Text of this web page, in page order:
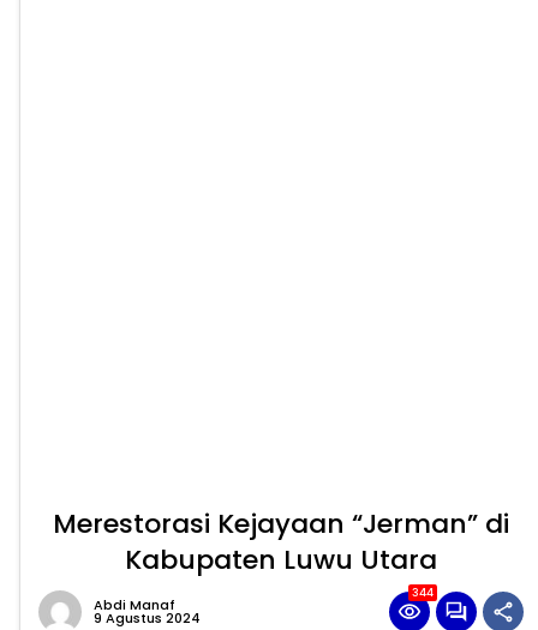
Merestorasi Kejayaan “Jerman” di
Kabupaten Luwu Utara
Abdi Manaf
9 Agustus 2024
344